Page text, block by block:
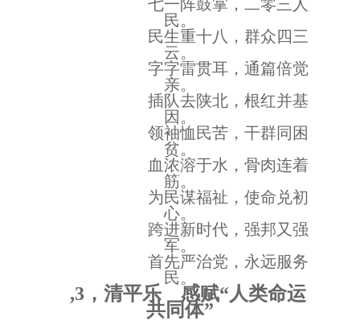
七一阵鼓掌，二零三人
民。
民生重十八，群众四三
云。
字字雷贯耳，通篇倍觉
亲。
插队去陕北，根红并基
因。
领袖恤民苦，干群同困
贫。
血浓溶于水，骨肉连着
筋。
为民谋福祉，使命兑初
心。
跨进新时代，强邦又强
军。
首先严治党，永远服务
民。
,3 ，清平乐 感赋“人类命运
共同体”